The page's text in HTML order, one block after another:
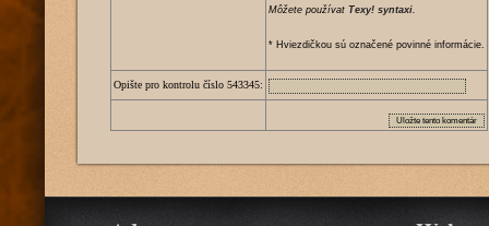
Môžete používat Texy! syntaxi.
* Hviezdičkou sú označené povinné informácie.
Opište pro kontrolu číslo 543345: